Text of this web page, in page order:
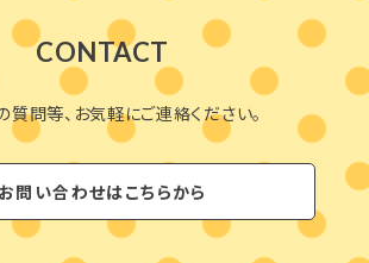
CONTACT
質問等、お気軽にご連絡ください。
お問い合わせはこちらから